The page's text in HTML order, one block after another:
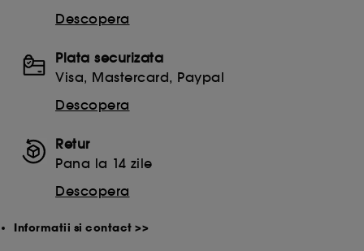
Descopera
Plata securizata
Visa, Mastercard, Paypal
Descopera
Retur
Pana la 14 zile
Descopera
Informatii si contact >>